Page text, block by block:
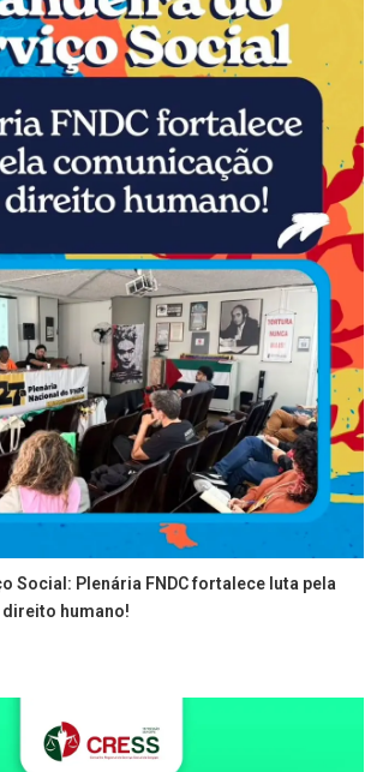
Social: Plenária FNDC fortalece luta pela
humano!